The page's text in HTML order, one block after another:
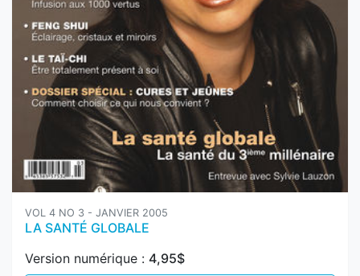
VOL 4 NO 3 - JANVIER 2005
LA SANTÉ GLOBALE
Version numérique :
Ajouter au panier